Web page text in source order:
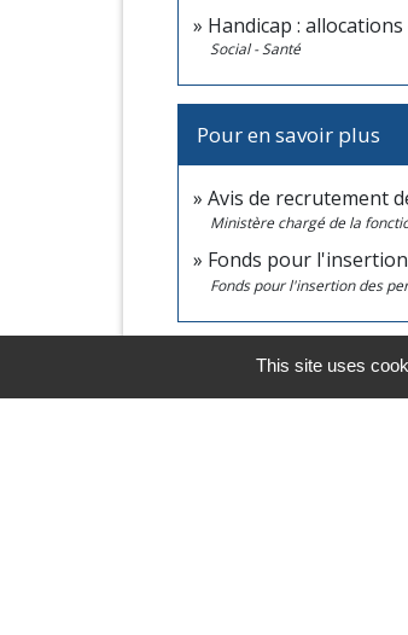
Handicap : allocations
Social - Santé
Pour en savoir plus
Avis de recrutement
Ministère chargé de la
Fonds pour
Fonds pour l'insertion des
Comment faire si...
This site uses